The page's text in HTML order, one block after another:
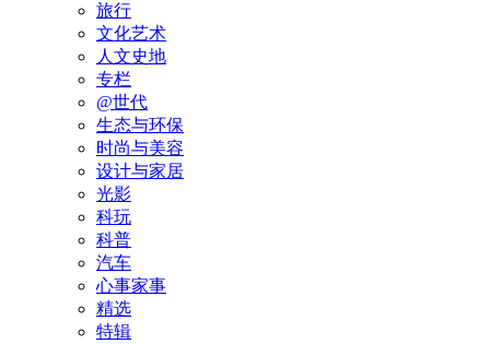
旅行
文化艺术
人文史地
专栏
@世代
生态与环保
时尚与美容
设计与家居
光影
科玩
科普
汽车
心事家事
精选
特辑